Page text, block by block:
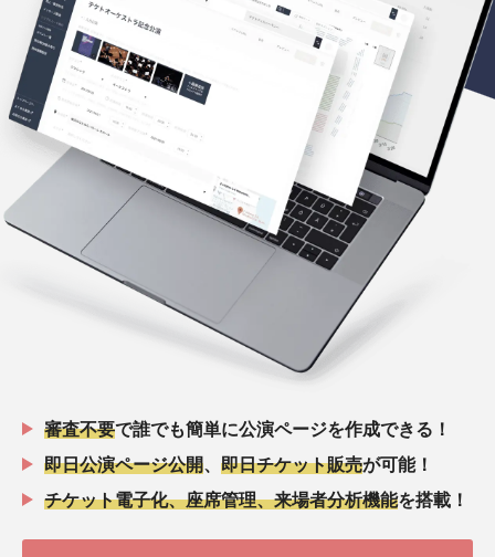
審査不要で誰でも簡単に公演ページを作成できる！
即日公演ページ公開
即日チケット販売が可能！
チケット電子化、座席管理、来場者分析機能を搭載！